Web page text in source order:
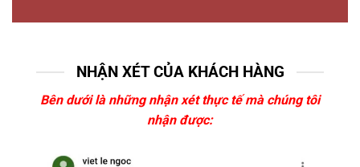
NHẬN XÉT CỦA KHÁCH HÀNG
Bên dưới là những nhận xét thực tế mà chúng tôi
nhận được: